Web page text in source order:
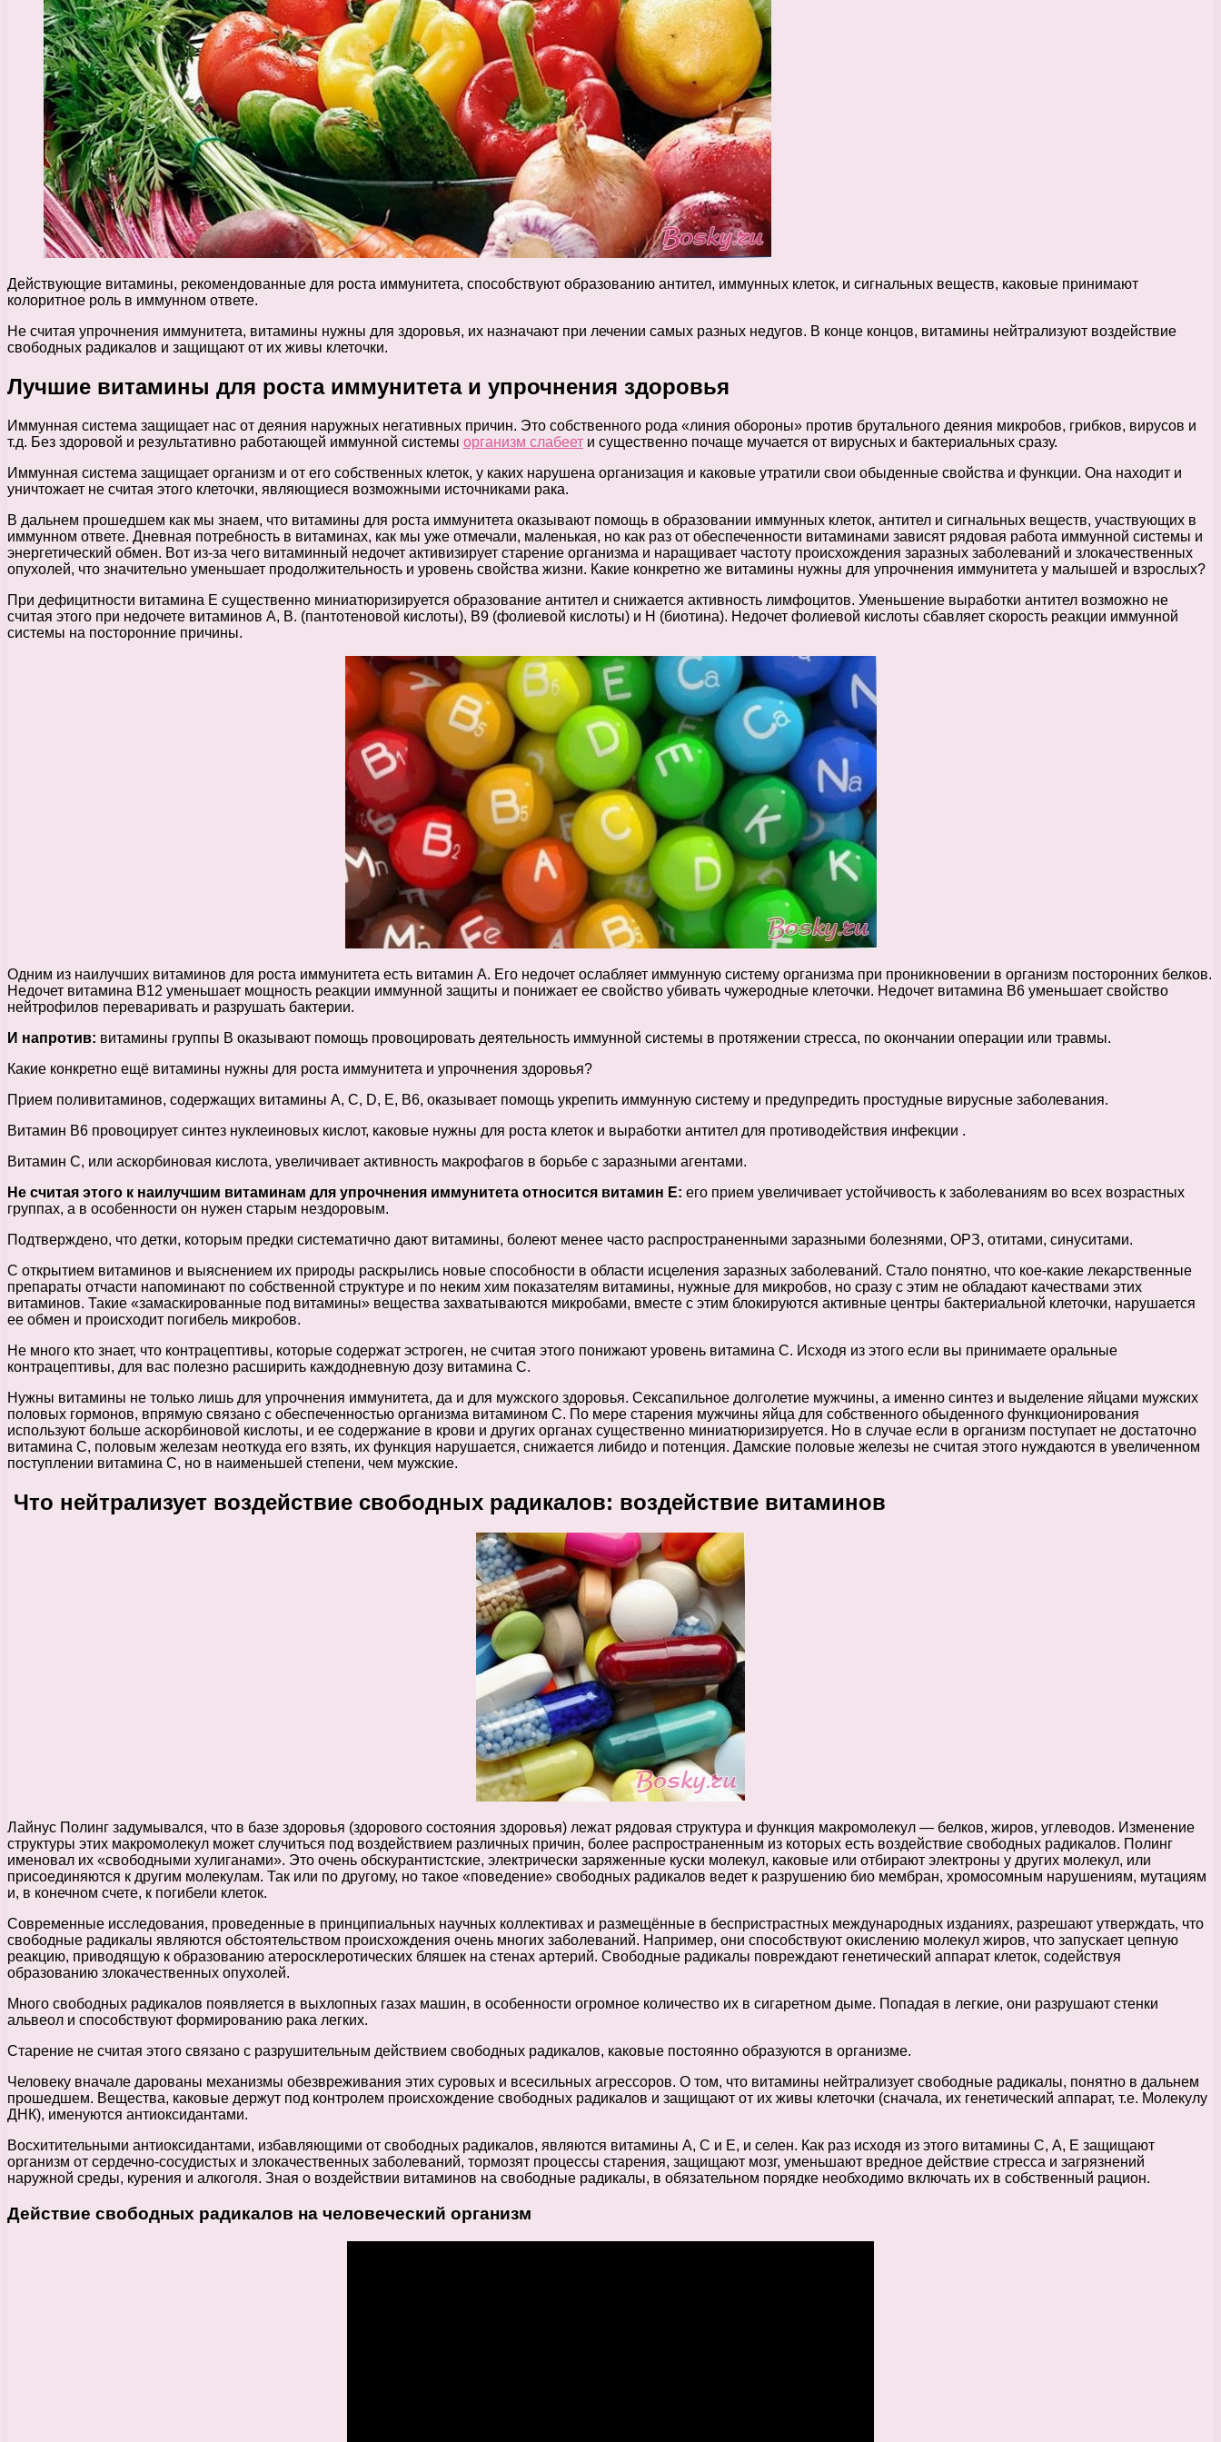
Действующие витамины, рекомендованные для роста иммунитета, способствуют образованию антител, иммунных клеток, и сигнальных веществ, каковые принимают
колоритное роль в иммунном ответе.
Не считая упрочнения иммунитета, витамины нужны для здоровья, их назначают при лечении самых разных недугов. В конце концов, витамины нейтрализуют воздействие
свободных радикалов и защищают от их живы клеточки.
Лучшие витамины для роста иммунитета и упрочнения здоровья
Иммунная система защищает нас от деяния наружных негативных причин. Это собственного рода «линия обороны» против брутального деяния микробов, грибков, вирусов и
т.д. Без здоровой и результативно работающей иммунной системы организм слабеет и существенно почаще мучается от вирусных и бактериальных сразу.
Иммунная система защищает организм и от его собственных клеток, у каких нарушена организация и каковые утратили свои обыденные свойства и функции. Она находит и
уничтожает не считая этого клеточки, являющиеся возможными источниками рака.
В дальнем прошедшем как мы знаем, что витамины для роста иммунитета оказывают помощь в образовании иммунных клеток, антител и сигнальных веществ, участвующих в
иммунном ответе. Дневная потребность в витаминах, как мы уже отмечали, маленькая, но как раз от обеспеченности витаминами зависят рядовая работа иммунной системы и
энергетический обмен. Вот из-за чего витаминный недочет активизирует старение организма и наращивает частоту происхождения заразных заболеваний и злокачественных
опухолей, что значительно уменьшает продолжительность и уровень свойства жизни. Какие конкретно же витамины нужны для упрочнения иммунитета у малышей и взрослых?
При дефицитности витамина Е существенно миниатюризируется образование антител и снижается активность лимфоцитов. Уменьшение выработки антител возможно не
считая этого при недочете витаминов А, В. (пантотеновой кислоты), В9 (фолиевой кислоты) и Н (биотина). Недочет фолиевой кислоты сбавляет скорость реакции иммунной
системы на посторонние причины.
Одним из наилучших витаминов для роста иммунитета есть витамин А. Его недочет ослабляет иммунную систему организма при проникновении в организм посторонних белков.
Недочет витамина В12 уменьшает мощность реакции иммунной защиты и понижает ее свойство убивать чужеродные клеточки. Недочет витамина В6 уменьшает свойство
нейтрофилов переваривать и разрушать бактерии.
И напротив: витамины группы В оказывают помощь провоцировать деятельность иммунной системы в протяжении стресса, по окончании операции или травмы.
Какие конкретно ещё витамины нужны для роста иммунитета и упрочнения здоровья?
Прием поливитаминов, содержащих витамины А, С, D, Е, В6, оказывает помощь укрепить иммунную систему и предупредить простудные вирусные заболевания.
Витамин В6 провоцирует синтез нуклеиновых кислот, каковые нужны для роста клеток и выработки антител для противодействия инфекции .
Витамин С, или аскорбиновая кислота, увеличивает активность макрофагов в борьбе с заразными агентами.
Не считая этого к наилучшим витаминам для упрочнения иммунитета относится витамин Е: его прием увеличивает устойчивость к заболеваниям во всех возрастных
группах, а в особенности он нужен старым нездоровым.
Подтверждено, что детки, которым предки систематично дают витамины, болеют менее часто распространенными заразными болезнями, ОРЗ, отитами, синуситами.
С открытием витаминов и выяснением их природы раскрылись новые способности в области исцеления заразных заболеваний. Стало понятно, что кое-какие лекарственные
препараты отчасти напоминают по собственной структуре и по неким хим показателям витамины, нужные для микробов, но сразу с этим не обладают качествами этих
витаминов. Такие «замаскированные под витамины» вещества захватываются микробами, вместе с этим блокируются активные центры бактериальной клеточки, нарушается
ее обмен и происходит погибель микробов.
Не много кто знает, что контрацептивы, которые содержат эстроген, не считая этого понижают уровень витамина С. Исходя из этого если вы принимаете оральные
контрацептивы, для вас полезно расширить каждодневную дозу витамина С.
Нужны витамины не только лишь для упрочнения иммунитета, да и для мужского здоровья. Сексапильное долголетие мужчины, а именно синтез и выделение яйцами мужских
половых гормонов, впрямую связано с обеспеченностью организма витамином С. По мере старения мужчины яйца для собственного обыденного функционирования
используют больше аскорбиновой кислоты, и ее содержание в крови и других органах существенно миниатюризируется. Но в случае если в организм поступает не достаточно
витамина С, половым железам неоткуда его взять, их функция нарушается, снижается либидо и потенция. Дамские половые железы не считая этого нуждаются в увеличенном
поступлении витамина С, но в наименьшей степени, чем мужские.
Что нейтрализует воздействие свободных радикалов: воздействие витаминов
Лайнус Полинг задумывался, что в базе здоровья (здорового состояния здоровья) лежат рядовая структура и функция макромолекул — белков, жиров, углеводов. Изменение
структуры этих макромолекул может случиться под воздействием различных причин, более распространенным из которых есть воздействие свободных радикалов. Полинг
именовал их «свободными хулиганами». Это очень обскурантистские, электрически заряженные куски молекул, каковые или отбирают электроны у других молекул, или
присоединяются к другим молекулам. Так или по другому, но такое «поведение» свободных радикалов ведет к разрушению био мембран, хромосомным нарушениям, мутациям
и, в конечном счете, к погибели клеток.
Современные исследования, проведенные в принципиальных научных коллективах и размещённые в беспристрастных международных изданиях, разрешают утверждать, что
свободные радикалы являются обстоятельством происхождения очень многих заболеваний. Например, они способствуют окислению молекул жиров, что запускает цепную
реакцию, приводящую к образованию атеросклеротических бляшек на стенах артерий. Свободные радикалы повреждают генетический аппарат клеток, содействуя
образованию злокачественных опухолей.
Много свободных радикалов появляется в выхлопных газах машин, в особенности огромное количество их в сигаретном дыме. Попадая в легкие, они разрушают стенки
альвеол и способствуют формированию рака легких.
Старение не считая этого связано с разрушительным действием свободных радикалов, каковые постоянно образуются в организме.
Человеку вначале дарованы механизмы обезвреживания этих суровых и всесильных агрессоров. О том, что витамины нейтрализует свободные радикалы, понятно в дальнем
прошедшем. Вещества, каковые держут под контролем происхождение свободных радикалов и защищают от их живы клеточки (сначала, их генетический аппарат, т.е. Молекулу
ДНК), именуются антиоксидантами.
Восхитительными антиоксидантами, избавляющими от свободных радикалов, являются витамины А, С и Е, и селен. Как раз исходя из этого витамины С, А, Е защищают
организм от сердечно-сосудистых и злокачественных заболеваний, тормозят процессы старения, защищают мозг, уменьшают вредное действие стресса и загрязнений
наружной среды, курения и алкоголя. Зная о воздействии витаминов на свободные радикалы, в обязательном порядке необходимо включать их в собственный рацион.
Действие свободных радикалов на человеческий организм